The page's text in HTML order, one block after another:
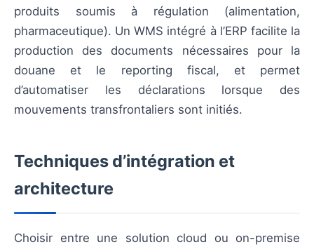
produits soumis à régulation (alimentation,
pharmaceutique). Un WMS intégré à l’ERP facilite la
production des documents nécessaires pour la
douane et le reporting fiscal, et permet
d’automatiser les déclarations lorsque des
mouvements transfrontaliers sont initiés.
Techniques d’intégration et
architecture
Choisir entre une solution cloud ou on-premise